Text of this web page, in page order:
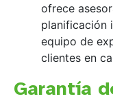
ofrece
planificación
equipo de
clientes en
Garantía